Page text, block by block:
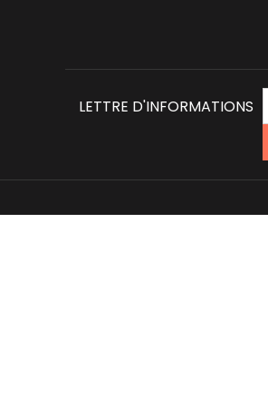
LETTRE D'INFORMATIONS